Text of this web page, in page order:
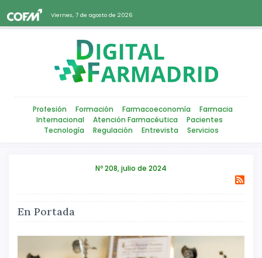
Viernes, 7 de agosto de 2026
Profesión Formación Farmacoeconomía
Farmacia
Internacional
Atención Farmacéutica
Pacientes
Tecnología
Regulación Entrevista Servicios
Nº 208, julio de 2024
En Portada